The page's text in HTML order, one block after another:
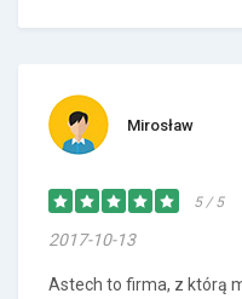
Mirosław
5 / 5
2017-10-13
Astech to firma, z którą